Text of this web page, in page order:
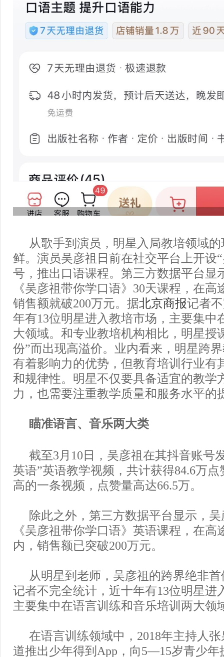
从歌手到演员，明星入局教培领域
鲜。演员吴彦祖日前在社交平台上开设
号，推出口语课程。第三方数据平台显
《吴彦祖带你学口语》30天课程，在高
销售额就破200万元。据北京商报记者
年有13位明星进入教培市场，主要集中
大领域。和专业教培机构相比，明星授
份”而出现高溢价。业内看来，明星跨
有着影响力的优势，但教育培训行业有
和规律性。明星不仅要具备适宜的教学
力，也需要注重教学质量和服务水平的
瞄准语言、音乐两大类
截至3月10日，吴彦祖在其抖音账号
英语”英语教学视频，共计获得84.6万
高的一条视频，点赞量高达66.5万。
除此之外，第三方数据平台显示，
《吴彦祖带你学口语》英语课程，在高
内，销售额已突破200万元。
从明星到老师，吴彦祖的跨界绝非
记者不完全统计，近十年有13位明星进
主要集中在语言训练和音乐培训两大领
在语言训练领域中，2018年主持人
道推出少年得到App，向5—15岁青少年